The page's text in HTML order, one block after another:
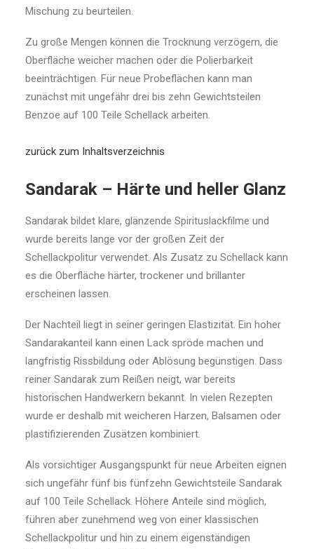
Mischung zu beurteilen.
Zu große Mengen können die Trocknung verzögern, die
Oberfläche weicher machen oder die Polierbarkeit
beeinträchtigen. Für neue Probeflächen kann man
zunächst mit ungefähr drei bis zehn Gewichtsteilen
Benzoe auf 100 Teile Schellack arbeiten.
zurück zum Inhaltsverzeichnis
Sandarak – Härte und heller Glanz
Sandarak bildet klare, glänzende Spirituslackfilme und
wurde bereits lange vor der großen Zeit der
Schellackpolitur verwendet. Als Zusatz zu Schellack kann
es die Oberfläche härter, trockener und brillanter
erscheinen lassen.
Der Nachteil liegt in seiner geringen Elastizität. Ein hoher
Sandarakanteil kann einen Lack spröde machen und
langfristig Rissbildung oder Ablösung begünstigen. Dass
reiner Sandarak zum Reißen neigt, war bereits
historischen Handwerkern bekannt. In vielen Rezepten
wurde er deshalb mit weicheren Harzen, Balsamen oder
plastifizierenden Zusätzen kombiniert.
Als vorsichtiger Ausgangspunkt für neue Arbeiten eignen
sich ungefähr fünf bis fünfzehn Gewichtsteile Sandarak
auf 100 Teile Schellack. Höhere Anteile sind möglich,
führen aber zunehmend weg von einer klassischen
Schellackpolitur und hin zu einem eigenständigen